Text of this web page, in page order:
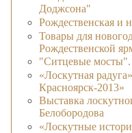
Доджсона"
Рождественская и
Товары для
Рождественской
"Ситцевые мосты".
«Лоскутная
Красноярск-2013»
Выставка
Белобородова
«Лоскутные